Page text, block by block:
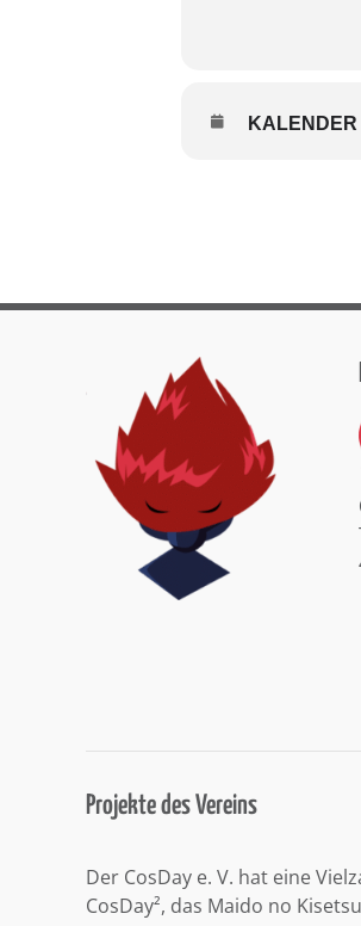
KALENDER
Projekte des Vereins
Der CosDay e. V. hat eine
CosDay², das Maido no